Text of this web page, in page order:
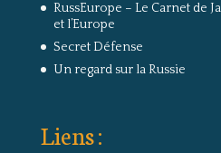
RussEurope – Le Carnet de
et l’Europe
Secret Défense
Un regard sur la Russie
Liens :